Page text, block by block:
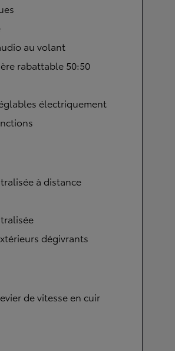
au volant
rabattable 50:50
électriquement
à distance
dégivrants
de vitesse en cuir